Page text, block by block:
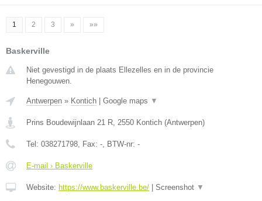
1 2 3 » »»
Baskerville
Niet gevestigd in de plaats Ellezelles en in de provincie
Henegouwen.
Antwerpen » Kontich Google maps ▼
Prins Boudewijnlaan 21 R, 2550 Kontich (Antwerpen)
Tel: 038271798, Fax: -, BTW-nr: -
E-mail › Baskerville
Website: https://www.baskerville.be/ Screenshot ▼